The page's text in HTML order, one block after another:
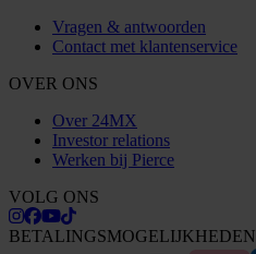
Vragen & antwoorden
Contact met klantenservice
OVER ONS
Over 24MX
Investor relations
Werken bij Pierce
VOLG ONS
BETALINGSMOGELIJKHEDEN